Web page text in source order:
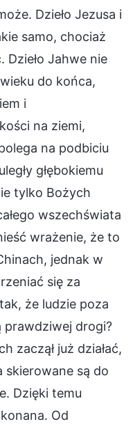
Dzieło Jezusa i
samo, chociaż
Dzieło Jahwe nie
do końca,
i
na ziemi,
na podbiciu
głębokiemu
tylko Bożych
wszechświata
wrażenie, że to
jednak w
się za
że ludzie poza
prawdziwej drogi?
zaczął już działać,
skierowane są do
Dzięki temu
Od